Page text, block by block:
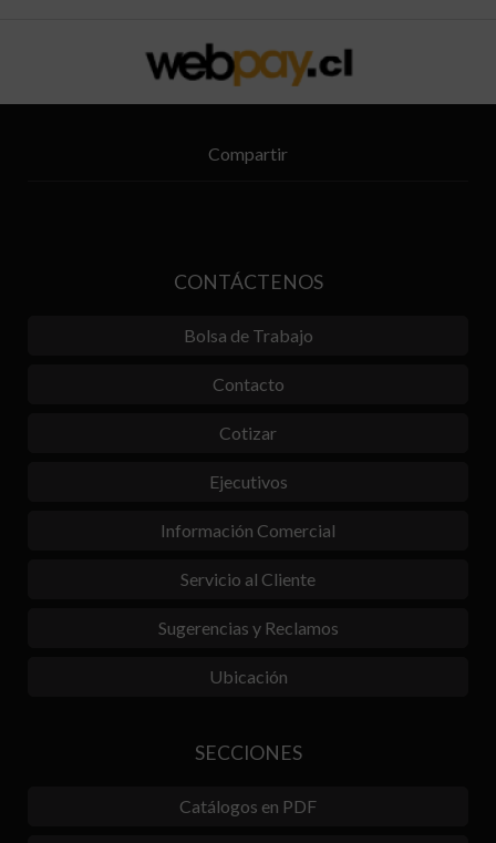
Compartir
CONTÁCTENOS
Bolsa de Trabajo
Contacto
Cotizar
Ejecutivos
Información Comercial
Servicio al Cliente
Sugerencias y Reclamos
Ubicación
SECCIONES
Catálogos en PDF